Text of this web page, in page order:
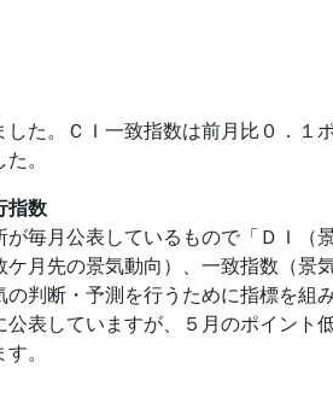
た。ＣＩ一致指数は前月比０．１
。
指数
毎月公表しているもので「ＤＩ
月先の景気動向）、一致指数（
判断・予測を行うために指標を組
表していますが、５月のポイン
。